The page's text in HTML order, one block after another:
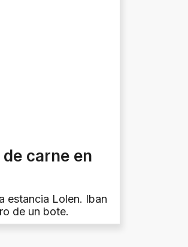
carne en
estancia Lolen. Iban
de un bote.